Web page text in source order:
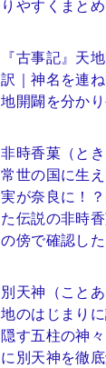
りやすくまとめ
『古事記』天
訳｜神名を連
地開闢を分か
非時香菓（と
常世の国に生
実が奈良に！
た伝説の非時
の傍で確認した
別天神（こと
地のはじまり
隠す五柱の神
に別天神を徹底